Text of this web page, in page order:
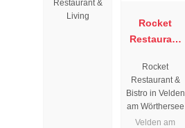
Schlosshote
l Velden
Restaurant &
Living
Rocket
Restaurant
Velden
Rocket
Restaurant &
Bistro in Velden
am Wörthersee
Velden am